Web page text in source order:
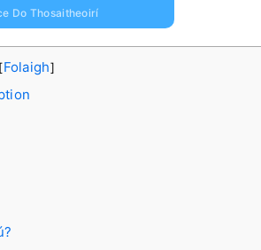
Do Thosaitheoirí
[Folaigh]